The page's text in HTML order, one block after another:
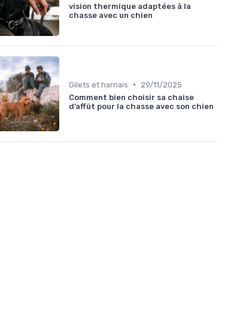
vision thermique adaptées à la
chasse avec un chien
Gilets et harnais •
29/11/2025
Comment bien choisir sa chaise
d’affût pour la chasse avec son chien